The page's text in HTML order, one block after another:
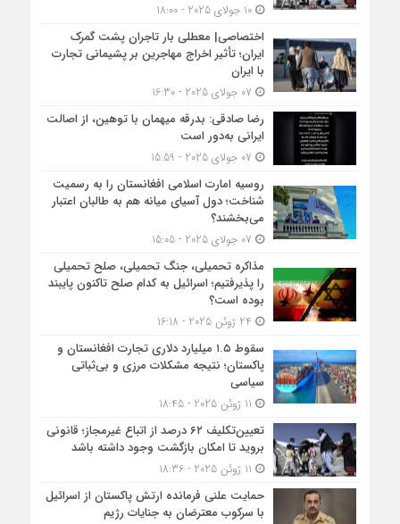
10 جولای 2025 - 18:00
اختصاصی| معطلی بار تاجران پشت گمرک
ایران؛ تأثیر اخراج مهاجرین بر پشیمانی تجارت
با ایران
رضا صادقی: بدرقه میهمان با توهین، از اصالت
ایرانی به‌دور است
روسیه امارت اسلامی افغانستان را به رسمیت
شناخت؛ دول آسیای میانه هم به طالبان اعتبار
می‎‌بخشند؟
مذاکره تحمیلی، جنگ تحمیلی، صلح تحمیلی
را پذیرفتیم؛ اسرائیل به کدام صلح تاکنون پایبند
بوده است؟
سقوط ۱.۵ میلیارد دلاری تجارت افغانستان و
پاکستان؛ نتیجه مشکلات مرزی و بی‌ثباتی
سیاسی
تعیین‌تکلیف ۶۲ درصد از اتباع غیرمجاز؛ قانونی
بروید تا امکان بازگشت وجود داشته باشد
حمایت علنی فرمانده ارتش پاکستان از اسرائیل
با سرکوب معترضان به جنایات رژیم